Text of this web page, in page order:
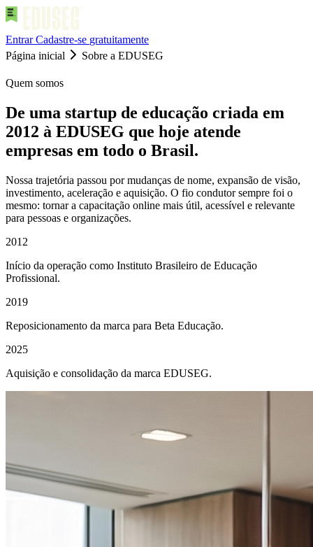
EntrarCadastre-se gratuitamente
Página inicial
Sobre a EDUSEG
Quem somos
De uma startup de educação criada em
2012 à EDUSEG que hoje atende
empresas em todo o Brasil.
Nossa trajetória passou por mudanças de nome, expansão de visão,
investimento, aceleração e aquisição. O fio condutor sempre foi o
mesmo: tornar a capacitação online mais útil, acessível e relevante
para pessoas e organizações.
2012
Início da operação como Instituto Brasileiro de Educação
Profissional.
2019
Reposicionamento da marca para Beta Educação.
2025
Aquisição e consolidação da marca EDUSEG.